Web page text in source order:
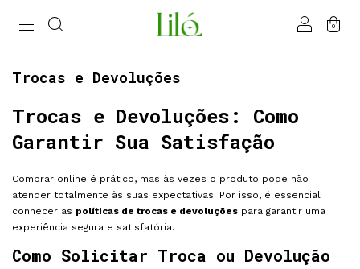
0
Trocas e Devoluções
Trocas e Devoluções: Como
Garantir Sua Satisfação
Comprar online é prático, mas às vezes o produto pode não
atender totalmente às suas expectativas. Por isso, é essencial
conhecer as políticas de trocas e devoluções para garantir uma
experiência segura e satisfatória.
Como Solicitar Troca ou Devolução